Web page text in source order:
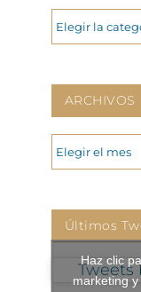
ARCHIVOS
ARCHIVOS
Últimos
Tweets
Haz clic
marketing